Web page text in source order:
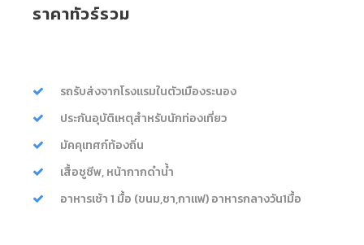
ราคาทัวร์รวม
รถรับส่งจากโรงแรมในตัวเมืองระนอง
ประกันอุบัติเหตุสำหรับนักท่องเที่ยว
มัคคุเทศก์ท้องถิ่น
เสื้อชูชีพ, หน้ากากดำน้ำ
อาหารเช้า 1 มื้อ (ขนม,ชา,กาแฟ) อาหารกลางวัน1มื้อ